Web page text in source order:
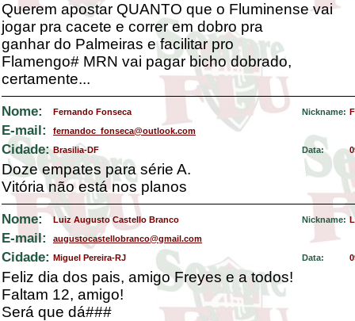
Querem apostar QUANTO que o Fluminense vai
jogar pra cacete e correr em dobro pra
ganhar do Palmeiras e facilitar pro
Flamengo# MRN vai pagar bicho dobrado,
certamente...
Nome: Fernando Fonseca Nickname:
E-mail: fernandoc_fonseca@outlook.com
Cidade: Brasilia-DF Data:
Doze empates para série A.
Vitória não está nos planos
Nome: Luiz Augusto Castello Branco Nickname:
E-mail: augustocastellobranco@gmail.com
Cidade: Miguel Pereira-RJ Data:
Feliz dia dos pais, amigo Freyes e a todos!
Faltam 12, amigo!
Será que dá###